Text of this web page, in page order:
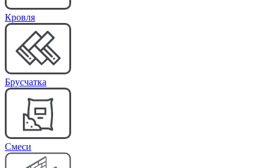
Кровля
Брусчатка
Cмеси